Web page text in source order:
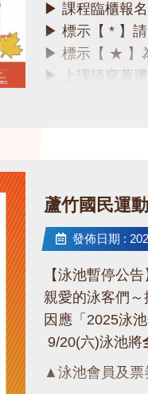
▶ 課程臨櫃報
▶ 標示【 * 】請
▶ 標示【 ★ 】
▶ 上課請穿著運
蘆竹國民運
發佈日期 :
【泳池暫停公告
親愛的泳客們～
因應「2025泳
9/20(六)泳池將
▲泳池會員及票